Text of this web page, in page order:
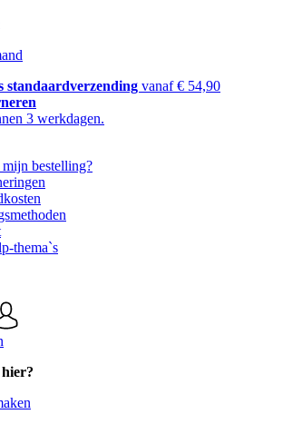
standaardverzending vanaf € 54,90
3 werkdagen.
mijn bestelling?
thema`s